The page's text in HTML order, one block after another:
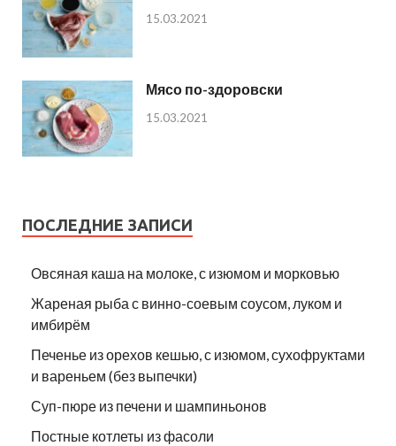
15.03.2021
Мясо по-здоровски
15.03.2021
ПОСЛЕДНИЕ ЗАПИСИ
Овсяная каша на молоке, с изюмом и морковью
Жареная рыба с винно-соевым соусом, луком и
имбирём
Печенье из орехов кешью, с изюмом, сухофруктами
и вареньем (без выпечки)
Суп-пюре из печени и шампиньонов
Постные котлеты из фасоли